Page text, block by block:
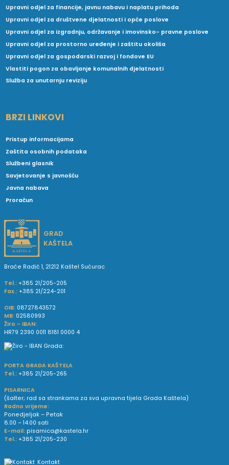
Upravni odjel za financije, javnu nabavu i naplatu prihoda
Upravni odjel za društvene djelatnosti i opće poslove
Upravni odjel za izgradnju, održavanje i imovinsko- pravne poslove
Upravni odjel za prostorno uređenje i zaštitu okoliša
Upravni odjel za gospodarski razvoj i fondove EU
Vlastiti pogon za obavljanje komunalnih djelatnosti
Služba za unutarnju reviziju
BRZI LINKOVI
Pristup informacijama
Zaštita osobnih podataka
Službeni glasnik
Savjetovanje s javnošću
Javna nabava
Proračun
GRAD
KAŠTELA
Braće Radić 1, 21212 Kaštel Sućurac
Tel.: +385 21/205-205
Fax.: +385 21/224-201
OIB: 08727843572
MB: 02580993
Žiro - IBAN:
HR79 2390 0011 8181 0000 4
PORTA GRADA KAŠTELA
Tel.: +385 21/205-265
PISARNICA
(šalter; rad sa strankama za sva upravna tijela Grada Kaštela)
Radno vrijeme:
Ponedjeljak – Petak
8.00 – 14.00 sati
E-mail: pisarnica@kastela.hr
Tel.: +385 21/205-230
Kontakt